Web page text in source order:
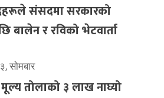
संसदमा सरकारको
बालेन र रविको भेटवार्ता
सोमबार
तोलाको ३ लाख नाघ्यो